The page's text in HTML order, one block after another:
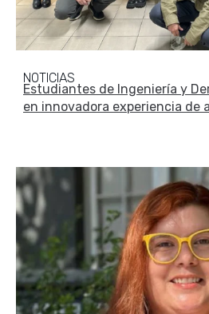
NOTICIAS
Estudiantes de Ingeniería y
en innovadora experiencia de